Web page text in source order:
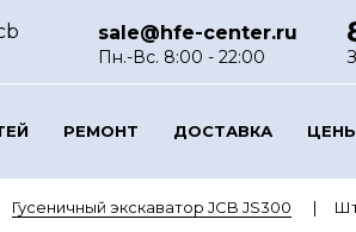
sale@hfe-center.ru
Пн.-Вс. 8:00 - 22:00
РЕМОНТ ДОСТАВКА
Гусеничный экскаватор JCB JS300